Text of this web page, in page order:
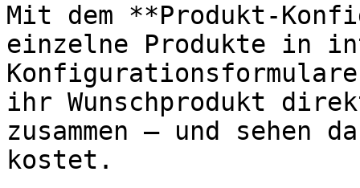
Mit dem **Produkt-
einzelne Produkte in
ihr Wunschprodukt
zusammen – und
kostet.